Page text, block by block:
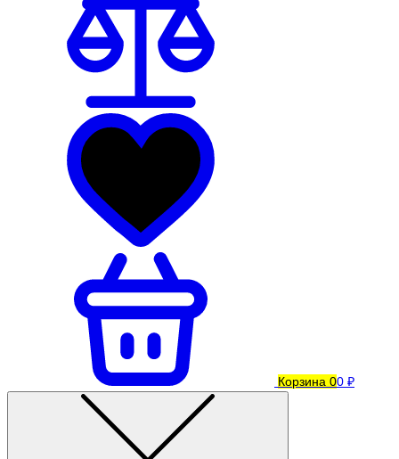
Корзина 00 ₽